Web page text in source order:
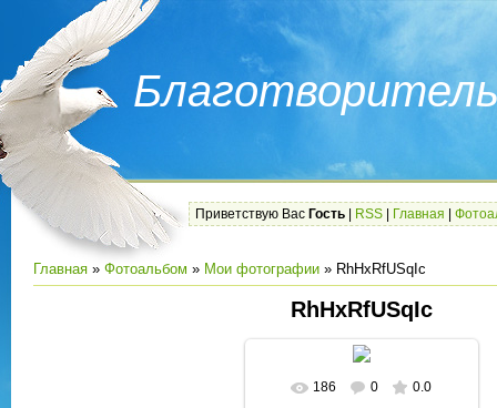
Приветствую Вас Гость RSS Главная
Главная » Фотоальбом » Мои фотографии » RhHxRfUSqIc
RhHxRfUSqIc
В реальном размере
186 0 0.0